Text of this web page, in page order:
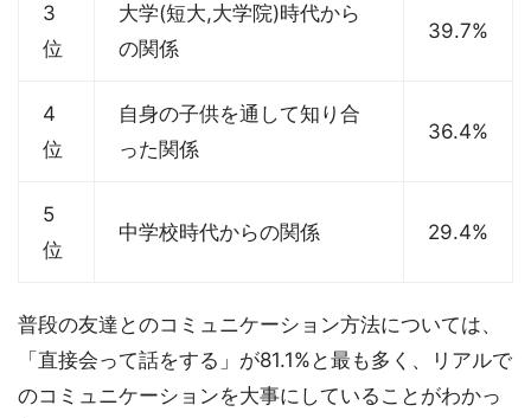
3
位
大学(短大,大学院)時代から
の関係
39.7%
4
位
自身の子供を通して知り合
った関係
36.4%
5
位
中学校時代からの関係 29.4%
普段の友達とのコミュニケーション方法については、
「直接会って話をする」が81.1%と最も多く、リアルで
のコミュニケーションを大事にしていることがわかっ